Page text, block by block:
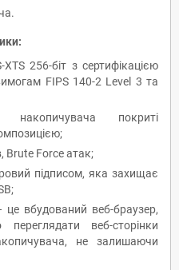
256-біт з сертифікацією
FIPS 140-2 Level 3 та
накопичувача покриті
Brute Force атак;
підписом, яка захищає
вбудований веб-браузер,
веб-сторінки
не залишаючи